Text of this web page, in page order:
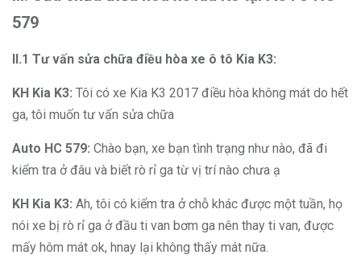
579
II.1 Tư vấn sửa chữa điều hòa xe ô tô Kia K3:
KH Kia K3: Tôi có xe Kia K3 2017 điều hòa không mát do hết
ga, tôi muốn tư vấn sửa chữa
Auto HC 579: Chào bạn, xe bạn tình trạng như nào, đã đi
kiểm tra ở đâu và biết rò rỉ ga từ vị trí nào chưa ạ
KH Kia K3: Ah, tôi có kiểm tra ở chỗ khác được một tuần, họ
nói xe bị rò rỉ ga ở đầu ti van bơm ga nên thay ti van, được
mấy hôm mát ok, hnay lại không thấy mát nữa.